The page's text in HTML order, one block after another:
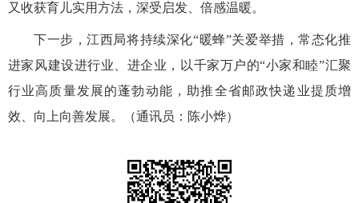
又收获育儿实用方法，深受启发、倍感温暖。
下一步，江西局将持续深化“暖蜂”关爱举措，常态化推
进家风建设进行业、进企业，以千家万户的“小家和睦”汇聚
行业高质量发展的蓬勃动能，助推全省邮政快递业提质增
效、向上向善发展。（通讯员：陈小烨）